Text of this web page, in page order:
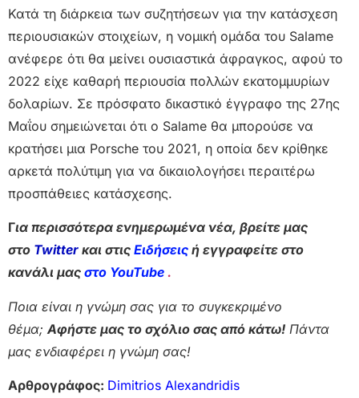
Κατά τη διάρκεια των συζητήσεων για την κατάσχεση
περιουσιακών στοιχείων, η νομική ομάδα του Salame
ανέφερε ότι θα μείνει ουσιαστικά άφραγκος, αφού το
2022 είχε καθαρή περιουσία πολλών εκατομμυρίων
δολαρίων. Σε πρόσφατο δικαστικό έγγραφο της 27ης
Μαΐου σημειώνεται ότι ο Salame θα μπορούσε να
κρατήσει μια Porsche του 2021, η οποία δεν κρίθηκε
αρκετά πολύτιμη για να δικαιολογήσει περαιτέρω
προσπάθειες κατάσχεσης.
Για περισσότερα ενημερωμένα νέα, βρείτε μας
στο Twitter και στις Ειδήσεις ή εγγραφείτε στο
κανάλι μας στο YouTube .
Ποια είναι η γνώμη σας για το συγκεκριμένο
θέμα; Αφήστε μας το σχόλιο σας από κάτω! Πάντα
μας ενδιαφέρει η γνώμη σας!
Αρθρογράφος: Dimitrios Alexandridis